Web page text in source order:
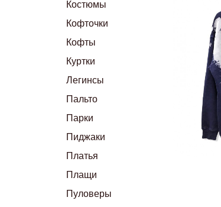
Костюмы
Кофточки
Кофты
Куртки
Легинсы
Пальто
Парки
Пиджаки
Платья
Плащи
Пуловеры